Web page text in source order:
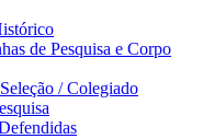
de Pesquisa e Corpo
/ Colegiado